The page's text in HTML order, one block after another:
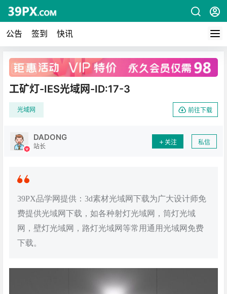
公告 签到 快讯
广告
工矿灯-IES光域网-ID:17-3
光域网 前往下载
DADONG
站长
关注 私信
39PX品学网提供：3d素材光域网下载为广大设计师免
费提供光域网下载，如各种射灯光域网，筒灯光域
网，壁灯光域网，路灯光域网等常用通用光域网免费
下载。